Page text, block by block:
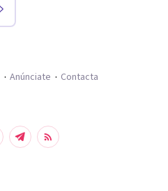
Anúnciate Contacta